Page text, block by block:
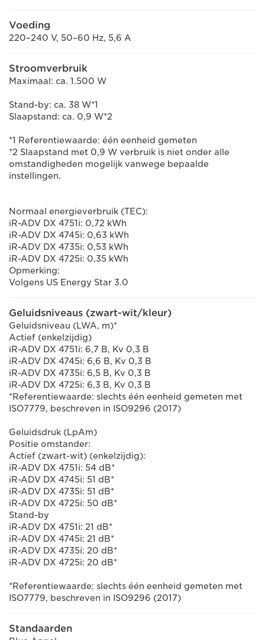
Voeding
220–240 V, 50–60 Hz, 5,6 A
Stroomverbruik
Maximaal: ca. 1.500 W
Stand-by: ca. 38 W*1
Slaapstand: ca. 0,9 W*2
*1 Referentiewaarde: één eenheid gemeten
*2 Slaapstand met 0,9 W verbruik is niet onder alle
omstandigheden mogelijk vanwege bepaalde
instellingen.
Normaal energieverbruik (TEC):
iR-ADV DX 4751i: 0,72 kWh
iR-ADV DX 4745i: 0,63 kWh
iR-ADV DX 4735i: 0,53 kWh
iR-ADV DX 4725i: 0,35 kWh
Opmerking:
Volgens US Energy Star 3.0
Geluidsniveaus (zwart-wit/kleur)
Geluidsniveau (LWA, m)*
Actief (enkelzijdig)
iR-ADV DX 4751i: 6,7 B, Kv 0,3 B
iR-ADV DX 4745i: 6,6 B, Kv 0,3 B
iR-ADV DX 4735i: 6,5 B, Kv 0,3 B
iR-ADV DX 4725i: 6,3 B, Kv 0,3 B
*Referentiewaarde: slechts één eenheid gemeten met
ISO7779, beschreven in ISO9296 (2017)
Geluidsdruk (LpAm)
Positie omstander:
Actief (zwart-wit) (enkelzijdig):
iR-ADV DX 4751i: 54 dB*
iR-ADV DX 4745i: 51 dB*
iR-ADV DX 4735i: 51 dB*
iR-ADV DX 4725i: 50 dB*
Stand-by
iR-ADV DX 4751i: 21 dB*
iR-ADV DX 4745i: 21 dB*
iR-ADV DX 4735i: 20 dB*
iR-ADV DX 4725i: 20 dB*
*Referentiewaarde: slechts één eenheid gemeten met
ISO7779, beschreven in ISO9296 (2017)
Standaarden